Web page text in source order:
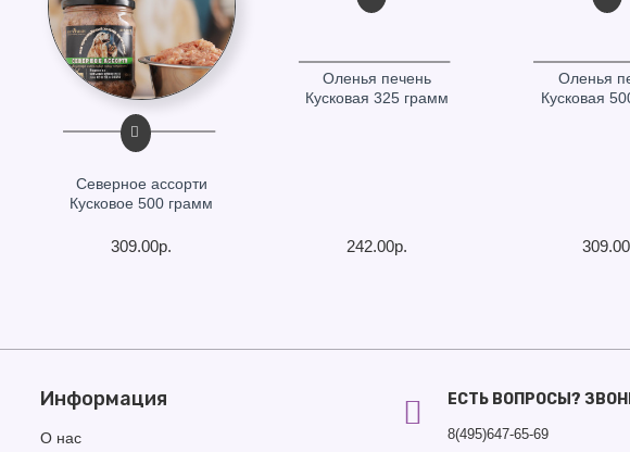
Северное ассорти
Кусковое 500 грамм
309.00р.
Оленья печень
Кусковая 325 грамм
242.00р.
Оленья
Кусковая
Информация
О нас
ЕСТЬ ВОПРОСЫ?
8(495)647-65-69